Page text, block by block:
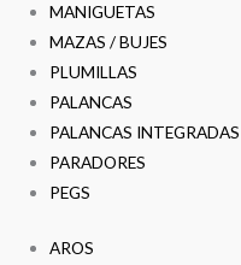
MANIGUETAS
MAZAS / BUJES
PLUMILLAS
PALANCAS
PALANCAS INTEGRADAS
PARADORES
PEGS
AROS